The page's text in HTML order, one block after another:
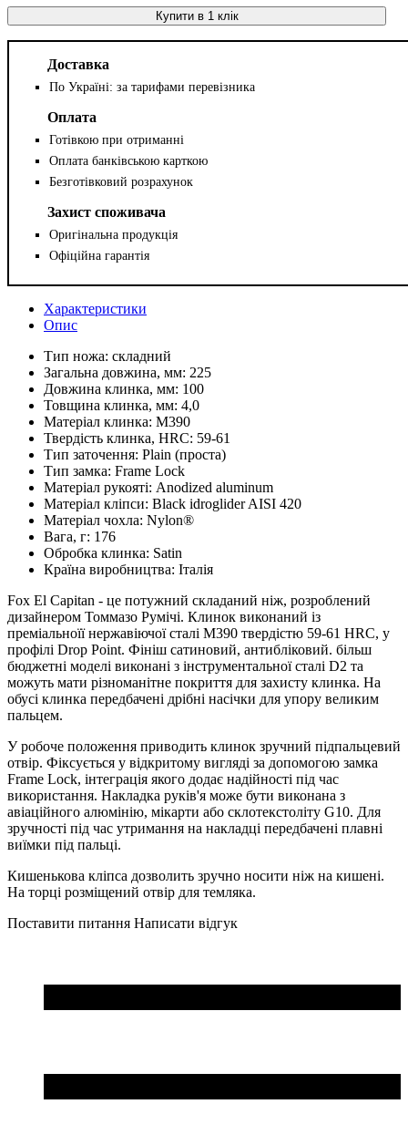
Купити в 1 клік
Доставка
По Україні: за тарифами перевізника
Оплата
Готівкою при отриманні
Оплата банківською карткою
Безготівковий розрахунок
Захист споживача
Оригінальна продукція
Офіційна гарантія
Характеристики
Опис
Тип ножа: складний
Загальна довжина, мм: 225
Довжина клинка, мм: 100
Товщина клинка, мм: 4,0
Матеріал клинка: M390
Твердість клинка, HRC: 59-61
Тип заточення: Plain (проста)
Тип замка: Frame Lock
Матеріал рукояті: Anodized aluminum
Матеріал кліпси: Black idroglider AISI 420
Матеріал чохла: Nylon®
Вага, г: 176
Обробка клинка: Satin
Країна виробництва: Італія
Fox El Capitan - це потужний складаний ніж, розроблений
дизайнером Томмазо Румічі. Клинок виконаний із
преміальноїї нержавіючої сталі M390 твердістю 59-61 HRC, у
профілі Drop Point. Фініш сатиновий, антибліковий. більш
бюджетні моделі виконані з інструментальної сталі D2 та
можуть мати різноманітне покриття для захисту клинка. На
обусі клинка передбачені дрібні насічки для упору великим
пальцем.
У робоче положення приводить клинок зручний підпальцевий
отвір. Фіксується у відкритому вигляді за допомогою замка
Frame Lock, інтеграція якого додає надійності під час
використання. Накладка руків'я може бути виконана з
авіаційного алюмінію, мікарти або склотекстоліту G10. Для
зручності під час утримання на накладці передбачені плавні
виїмки під пальці.
Кишенькова кліпса дозволить зручно носити ніж на кишені.
На торці розміщений отвір для темляка.
Поставити питання Написати відгук